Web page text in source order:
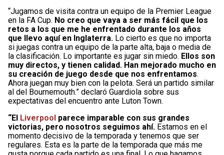
“Jugamos de visita contra un equipo de la Premier League
en la FA Cup. No creo que vaya a ser más fácil que los
retos a los que me he enfrentado durante los años
que llevo aquí en Inglaterra. Lo cierto es que no importa
si juegas contra un equipo de la parte alta, baja o media de
la clasificación. Lo importante es jugar sin miedo. Ellos son
muy directos, y tienen calidad. Han mejorado mucho en
su creación de juego desde que nos enfrentamos.
Ahora juegan muy bien con la pelota. Será un partido similar
al del Bournemouth.” declaró Guardiola sobre sus
expectativas del encuentro ante Luton Town.
“El Liverpool parece imparable con sus grandes
victorias, pero nosotros seguimos ahí. Estamos en el
momento decisivo de la temporada y tenemos que ser
regulares. Esta es la parte de la temporada que más me